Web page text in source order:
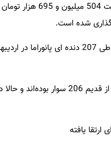
207 دستی
این خودرو برای افرادی که از